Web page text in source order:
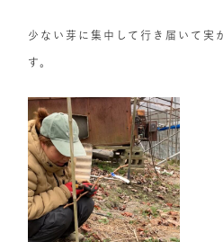
少ない芽に集中して行き届いて実
す。